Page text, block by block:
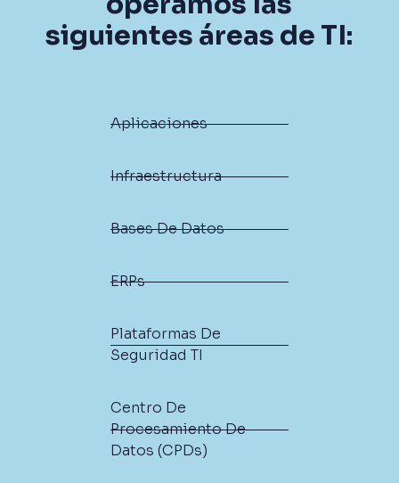
siguientes áreas de TI:
Aplicaciones
Infraestructura
Bases De Datos
ERPs
Plataformas De
Seguridad TI
Centro De
Procesamiento De
Datos (CPDs)